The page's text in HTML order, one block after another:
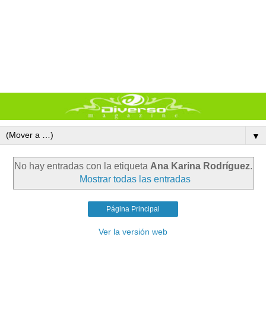
▼
No hay entradas con la etiqueta Ana Karina Rodríguez.
Mostrar todas las entradas
Página Principal
Ver la versión web